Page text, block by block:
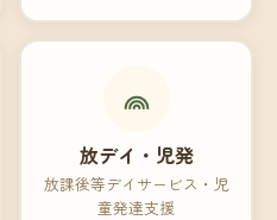
放デイ・児発
放課後等デイサービス・児
童発達支援